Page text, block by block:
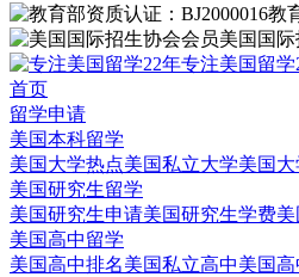
教
美国国
专注美国留学
首页
留学申请
美国本科留学
美国大学热点美国私立大学美国
美国研究生留学
美国研究生申请美国研究生学费
美国高中留学
美国高中排名美国私立高中美国